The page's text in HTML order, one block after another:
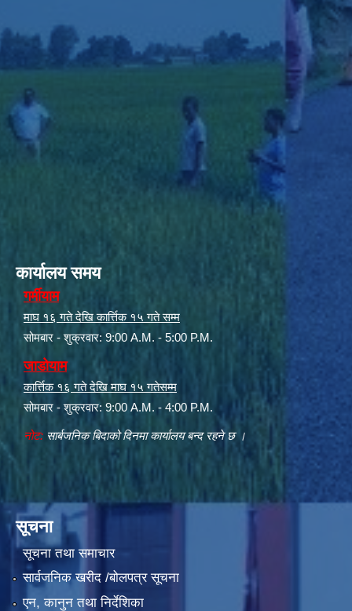
कार्यालय समय
गर्मीयाम
माघ १६ गते देखि कार्त्तिक १५ गते सम्म
सोमबार - शुक्रवार: 9:00 A.M. - 5:00 P.M.
जाडोयाम
कार्त्तिक १६ गते देखि माघ १५ गतेसम्म
सोमबार - शुक्रवार: 9:00 A.M. - 4:00 P.M.
नोट: सार्बजनिक बिदाको दिनमा कार्यालय बन्द रहने छ ।
सूचना
सूचना तथा समाचार
सार्वजनिक खरीद /बोलपत्र सूचना
एन, कानुन तथा निर्देशिका